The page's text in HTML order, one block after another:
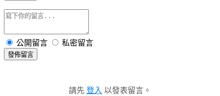
公開留言 私密留言
發佈留言
請先 登入 以發表留言。